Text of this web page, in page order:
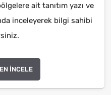
ait tanıtım yazı ve
inceleyerek bilgi sahibi
İNCELE